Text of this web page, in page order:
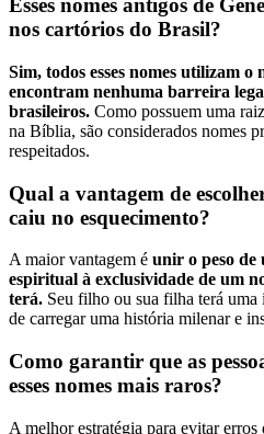
Esses nomes antigos de
nos cartórios do Brasil?
Sim, todos esses nomes utilizam o
encontram nenhuma barreira
brasileiros. Como possuem uma
na Bíblia, são considerados nomes
respeitados.
Qual a vantagem de
caiu no esquecimento?
A maior vantagem é unir o peso de
espiritual à exclusividade de um
terá. Seu filho ou sua filha terá
de carregar uma história milenar e
Como garantir que as
esses nomes mais raros?
A melhor estratégia para evitar